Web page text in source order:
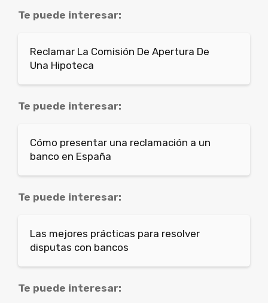
Te puede interesar:
Reclamar La Comisión De Apertura De
Una Hipoteca
Te puede interesar:
Cómo presentar una reclamación a un
banco en España
Te puede interesar:
Las mejores prácticas para resolver
disputas con bancos
Te puede interesar: